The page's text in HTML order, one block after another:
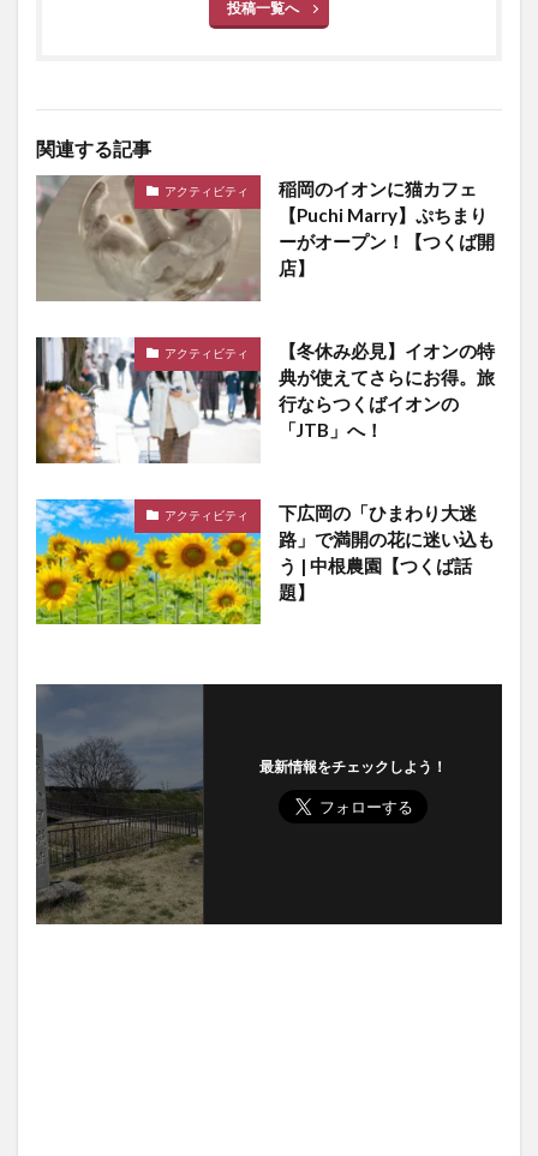
投稿一覧へ
関連する記事
アクティビティ
稲岡のイオンに猫カフェ
【Puchi Marry】ぷちまり
ーがオープン！【つくば開
店】
アクティビティ
【冬休み必見】イオンの特
典が使えてさらにお得。旅
行ならつくばイオンの
「JTB」へ！
アクティビティ
下広岡の「ひまわり大迷
路」で満開の花に迷い込も
う | 中根農園【つくば話
題】
最新情報をチェックしよう！